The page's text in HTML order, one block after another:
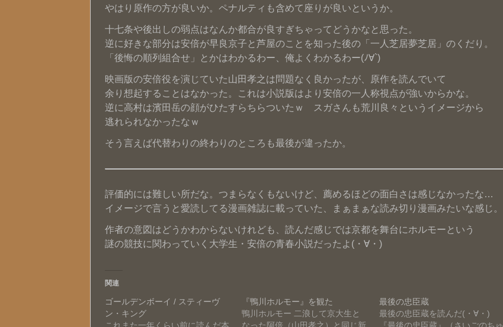
やはり原作の方が良いか。ペナルティも含めて座りが良いというか。
十七条や後出しの弱点はなんか都合が良すぎちゃってどうかなと思った。
逆に好きな部分は安倍が早良京子と芦屋のことを知った後の「一人芝居夢芝居」のくだり。
「後悔の順列組合せ」とかはわかるわー、俺よくわかるわー(ﾉ∀`)
映画版の安倍役を演じていた山田孝之は問題なく良かったが、原作を読んでいて
余り想起することはなかった。これは小説版はより安倍の一人称視点が強いからかな。
逆に高村は濱田岳の顔がひたすらちらついたｗ スガさんも荒川良々というイメージから
逃れられなかったなｗ
そう言えば代替わりの終わりのところも最後が違ったか。
評価的には難しい所だな。つまらなくもないけど、薦めるほどの面白さは感じなかったな…
イメージで言うと愛読してる漫画雑誌に載っていた、まぁまぁな読み切り漫画みたいな感じ。
作者の意図はどうかわからないけれども、読んだ感じでは京都を舞台にホルモーという
謎の競技に関わっていく大学生・安倍の青春小説だったよ(・∀・)
関連
ゴールデンボーイ / スティーヴ
ン・キング
『鴨川ホルモー』を観た
鴨川ホルモー 二浪して京大生と
最後の忠臣蔵
最後の忠臣蔵を読んだ(・∀・)